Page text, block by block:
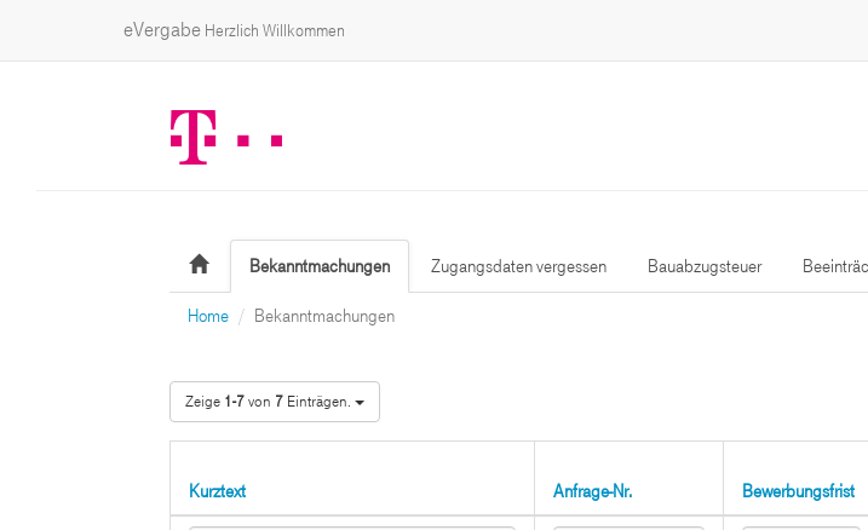
eVergabe Herzlich Willkommen
Bekanntmachungen Zugangsdaten vergessen Bauabzugsteuer
Home Bekanntmachungen
Zeige 1-7von 7Einträgen.
Kurztext Anfrage-Nr. Bewerbungsfrist